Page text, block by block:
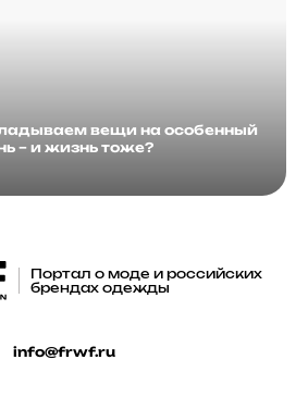
вещи на особенный
– и жизнь тоже?
Портал о моде и российских
брендах одежды
info@frwf.ru